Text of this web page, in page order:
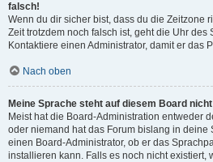
falsch!
Wenn du dir sicher bist, dass du die Zeitzone
Zeit trotzdem noch falsch ist, geht die Uhr des
Kontaktiere einen Administrator, damit er das
Nach oben
Meine Sprache steht auf diesem Board
Meist hat die Board-Administration entweder
oder niemand hat das Forum bislang in deine
einen Board-Administrator, ob er das
installieren kann. Falls es noch nicht existiert,